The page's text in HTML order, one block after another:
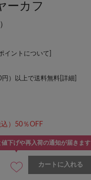
ーカフ
イントについて
）以上で送料無料[ 詳細
込）50％OFF
下げや再入荷の通知が届きます
カートに入れる